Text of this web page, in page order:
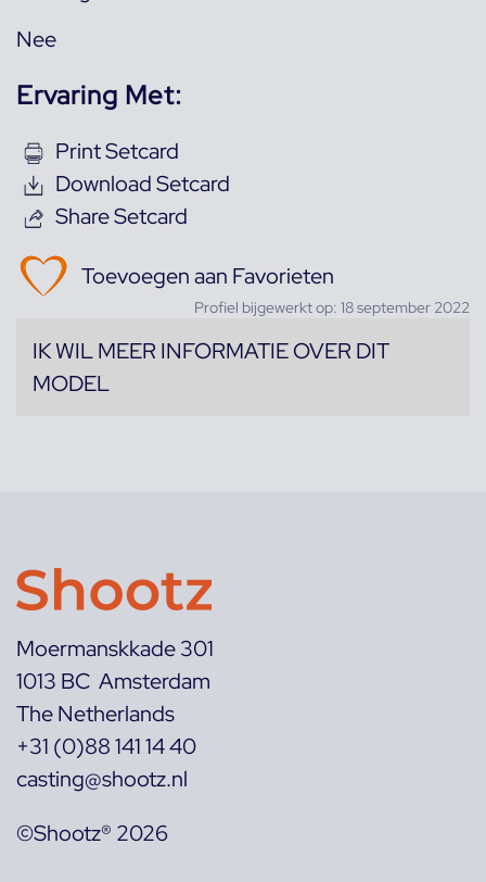
Nee
Ervaring Met:
Print Setcard
Download Setcard
Share Setcard
Toevoegen aan Favorieten
Profiel bijgewerkt op: 18 september 2022
IK WIL MEER INFORMATIE OVER DIT
MODEL
Moermanskkade 301
1013 BC Amsterdam
The Netherlands
+31 (0)88 141 14 40
casting@shootz.nl
©Shootz® 2026